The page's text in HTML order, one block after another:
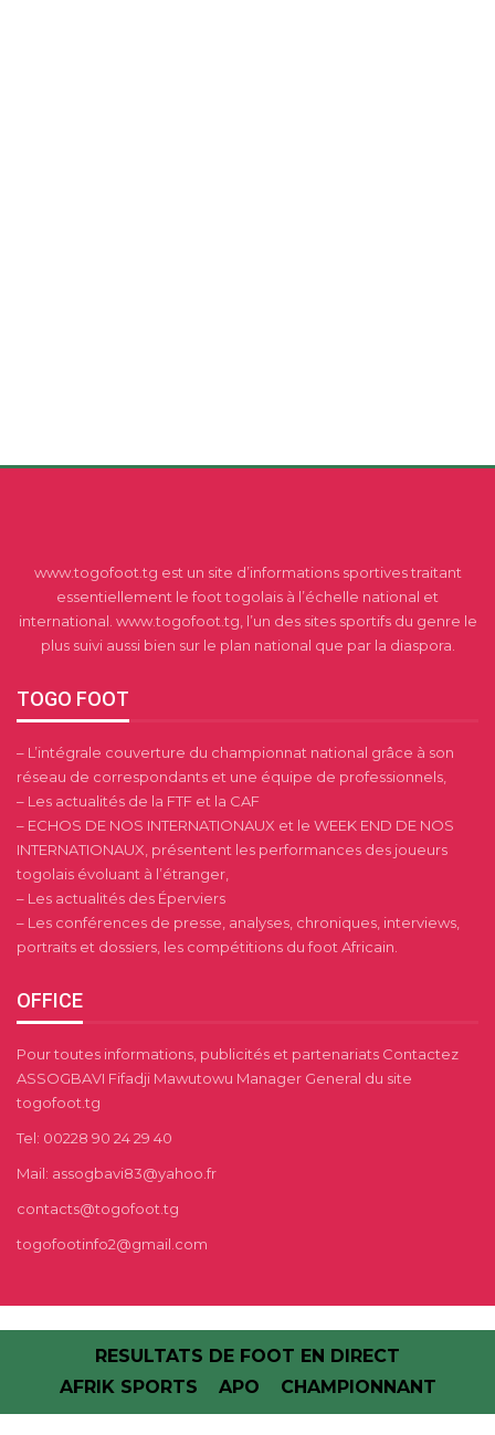
www.togofoot.tg est un site d’informations sportives traitant
essentiellement le foot togolais à l’échelle national et
international. www.togofoot.tg, l’un des sites sportifs du genre le
plus suivi aussi bien sur le plan national que par la diaspora.
TOGO FOOT
– L’intégrale couverture du championnat national grâce à son
réseau de correspondants et une équipe de professionnels,
– Les actualités de la FTF et la CAF
– ECHOS DE NOS INTERNATIONAUX et le WEEK END DE NOS
INTERNATIONAUX, présentent les performances des joueurs
togolais évoluant à l’étranger,
– Les actualités des Éperviers
– Les conférences de presse, analyses, chroniques, interviews,
portraits et dossiers, les compétitions du foot Africain.
OFFICE
Pour toutes informations, publicités et partenariats Contactez
ASSOGBAVI Fifadji Mawutowu Manager General du site
togofoot.tg
Tel: 00228 90 24 29 40
Mail: assogbavi83@yahoo.fr
contacts@togofoot.tg
togofootinfo2@gmail.com
RESULTATS DE FOOT EN DIRECT
AFRIK SPORTS
APO CHAMPIONNANT